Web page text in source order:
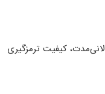
کیفیت ترمزگیری